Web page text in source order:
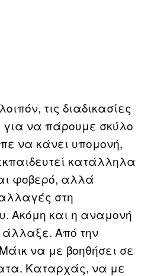
τις διαδικασίες
για να πάρουμε σκύλο
να κάνει υπομονή,
κατάλληλα
φοβερό, αλλά
στη
Ακόμη και η αναμονή
άλλαξε. Από την
να με βοηθήσει σε
Καταρχάς, να με